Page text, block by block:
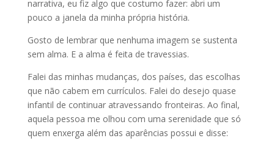
narrativa, eu fiz algo que costumo fazer: abri um
pouco a janela da minha própria história.
Gosto de lembrar que nenhuma imagem se sustenta
sem alma. E a alma é feita de travessias.
Falei das minhas mudanças, dos países, das escolhas
que não cabem em currículos. Falei do desejo quase
infantil de continuar atravessando fronteiras. Ao final,
aquela pessoa me olhou com uma serenidade que só
quem enxerga além das aparências possui e disse: